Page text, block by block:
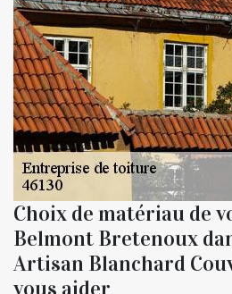
Choix de matériau de
Belmont Bretenoux
Artisan Blanchard
vous aider